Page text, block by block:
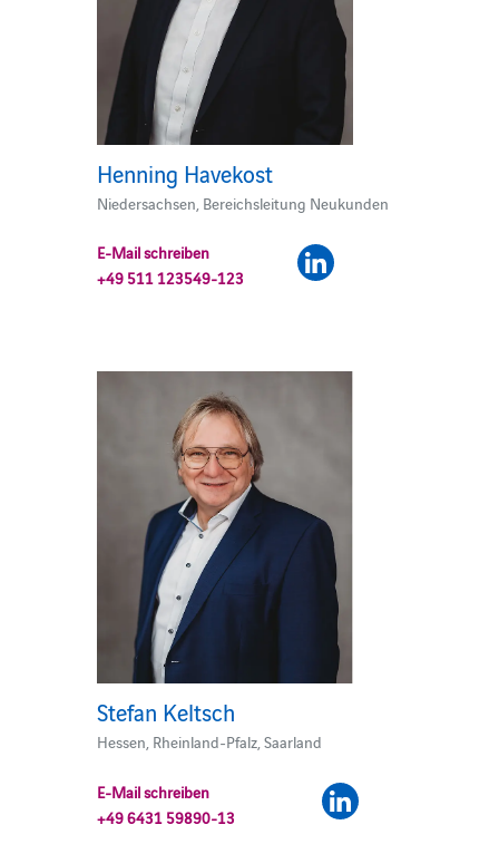
Henning Havekost
Niedersachsen, Bereichsleitung Neukunden
E-Mail schreiben
+49 511 123549-123
Stefan Keltsch
Hessen, Rheinland-Pfalz, Saarland
E-Mail schreiben
+49 6431 59890-13